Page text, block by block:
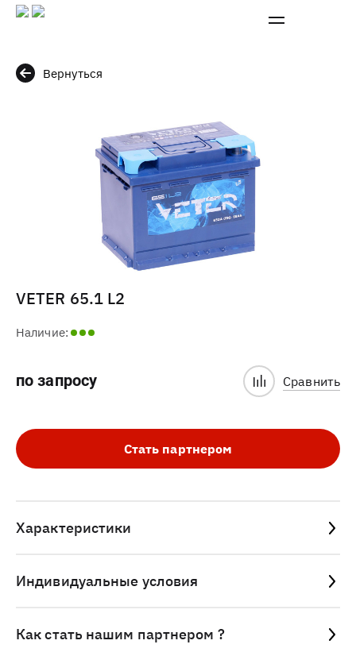
Вернуться
VETER 65.1 L2
Наличие:
по запросу Сравнить
Стать партнером
Характеристики
Индивидуальные условия
Как стать нашим партнером ?